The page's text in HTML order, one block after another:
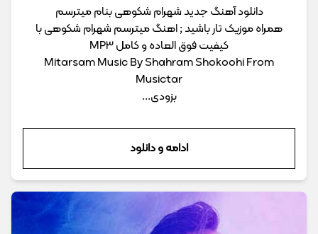
دانلود آهنگ جدید شهرام شکوهی بنام میترسم
همراه موزیک تار باشید ; اهنگ میترسم شهرام شکوهی با
کیفیت فوق العاده و کامل MP3
Mitarsam Music By Shahram Shokoohi From
Musictar
بزودی...
ادامه و دانلود